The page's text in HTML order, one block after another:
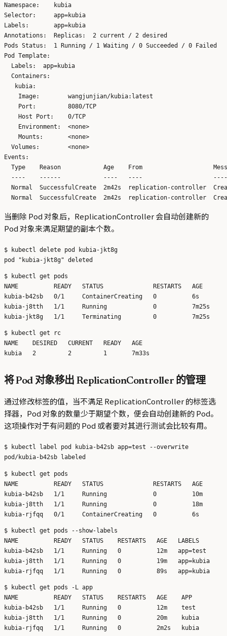
Namespace:    kubia
Selector:     app=kubia
Labels:       app=kubia
Annotations:  Replicas:  2 current / 2 desired
Pods Status:  1 Running / 1 Waiting / 0 Succeeded / 0 Failed
Pod Template:
  Labels:  app=kubia
  Containers:
   kubia:
    Image:        wangjunjian/kubia:latest
    Port:         8080/TCP
    Host Port:    0/TCP
    Environment:  <none>
    Mounts:       <none>
  Volumes:        <none>
Events:
Type    Reason            Age    From
----    ------            ----   ----
Normal  SuccessfulCreate  2m42s  replication-controller
当删除 Pod 对象后，ReplicationController 会自动创建新的
Pod 对象来满足期望的副本个数。
$ kubectl delete pod kubia-jkt8g
$ kubectl get pods
NAME          READY   STATUS              RESTARTS   AGE
kubia-b42sb   0/1     ContainerCreating   0          6s
kubia-j8tth   1/1     Running             0          7m25s
$ kubectl get rc
NAME    DESIRED   CURRENT   READY   AGE
将 Pod 对象移出 ReplicationController 的管理
通过修改标签的值，当不满足 ReplicationController 的标签选
择器，Pod 对象的数量少于期望个数，便会自动创建新的 Pod。
这项操作对于有问题的 Pod 或者要对其进行测试会比较有用。
$ kubectl label pod kubia-b42sb app=test --overwrite
$ kubectl get pods
NAME          READY   STATUS              RESTARTS   AGE
kubia-b42sb   1/1     Running             0          10m
kubia-j8tth   1/1     Running             0          18m
$ kubectl get pods --show-labels
NAME          READY   STATUS    RESTARTS   AGE   LABELS
kubia-b42sb   1/1     Running   0          12m   app=test
kubia-j8tth   1/1     Running   0          19m   app=kubia
$ kubectl get pods -L app
NAME          READY   STATUS    RESTARTS   AGE    APP
kubia-b42sb   1/1     Running   0          12m    test
kubia-j8tth   1/1     Running   0          20m    kubia